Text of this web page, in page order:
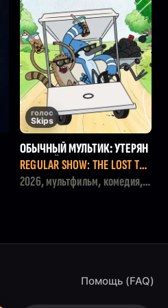
голос
Skips
ОБЫЧНЫЙ МУЛЬТИК: УТЕРЯН
НЫЕ ПЛЁНКИ
REGULAR SHOW: THE LOST TAP
ES
2026, мультфильм, комедия,
Помощь (FAQ)